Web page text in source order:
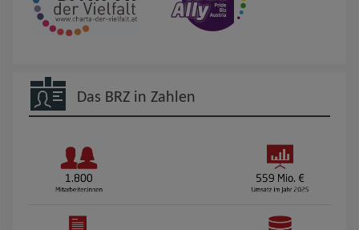
Das BRZ in Zahlen